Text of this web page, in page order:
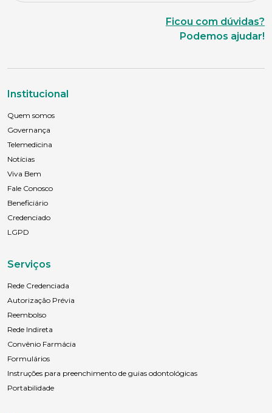
Ficou com dúvidas?
Podemos ajudar!
Institucional
Quem somos
Governança
Telemedicina
Notícias
Viva Bem
Fale Conosco
Beneficiário
Credenciado
LGPD
Serviços
Rede Credenciada
Autorização Prévia
Reembolso
Rede Indireta
Convênio Farmácia
Formulários
Instruções para preenchimento de guias odontológicas
Portabilidade